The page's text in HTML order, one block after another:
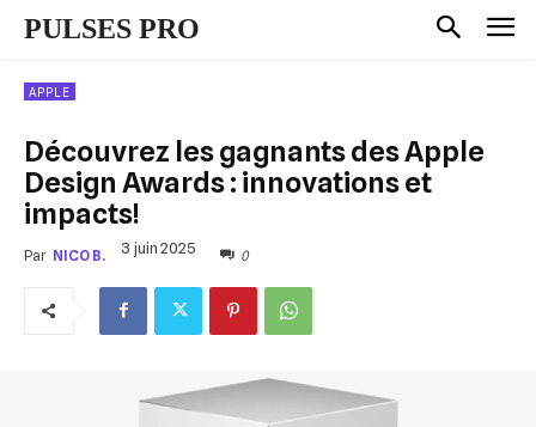
PULSES PRO
APPLE
Découvrez les gagnants des Apple
Design Awards : innovations et
impacts!
Par NICO B. 3 juin 2025 0